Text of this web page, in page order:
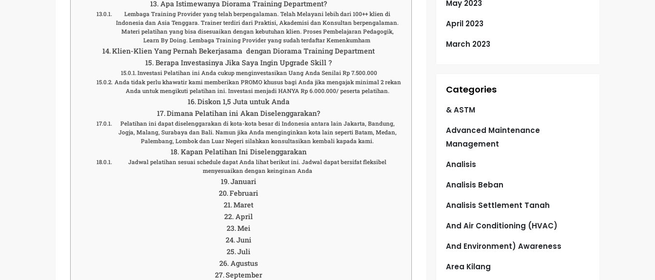
Apa Istimewanya Diorama Training Department?
Lembaga Training Provider yang telah berpengalaman. Telah Melayani lebih dari 100++ klien di
Indonesia dan Asia Tenggara. Trainer terdiri dari Praktisi, Akademisi dan Konsultan berpengalaman.
Materi pelatihan yang bisa disesuaikan dengan kebutuhan klien. Proses Pembelajaran Pedagogik,
Learn By Doing. Lembaga Training Provider yang sudah terdaftar Kemenkumham
Klien-Klien Yang Pernah Bekerjasama dengan Diorama Training Department
Berapa Investasinya Jika Saya Ingin Upgrade Skill ?
Investasi Pelatihan ini Anda cukup menginvestasikan Uang Anda Senilai Rp 7.500.000
Anda tidak perlu khawatir kami memberikan PROMO khusus bagi Anda jika mengajak minimal 2 rekan
Anda untuk mengikuti pelatihan ini. Investasi menjadi HANYA Rp 6.000.000/ peserta pelatihan.
Diskon 1,5 Juta untuk Anda
Dimana Pelatihan ini Akan Diselenggarakan?
Pelatihan ini dapat diselenggarakan di kota-kota besar di Indonesia antara lain Jakarta, Bandung,
Jogja, Malang, Surabaya dan Bali. Namun jika Anda menginginkan kota lain seperti Batam, Medan,
Palembang, Lombok dan Luar Negeri silahkan konsultasikan kembali kapada kami.
Kapan Pelatihan Ini Diselenggarakan
Jadwal pelatihan sesuai schedule dapat Anda lihat berikut ini. Jadwal dapat bersifat fleksibel
menyesuaikan dengan keinginan Anda
Januari
Februari
Maret
April
Mei
Juni
Juli
Agustus
September
May 2023
April 2023
March 2023
Categories
& ASTM
Advanced Maintenance
Management
Analisis
Analisis Beban
Analisis Settlement Tanah
And Air Conditioning (HVAC)
And Environment) Awareness
Area Kilang